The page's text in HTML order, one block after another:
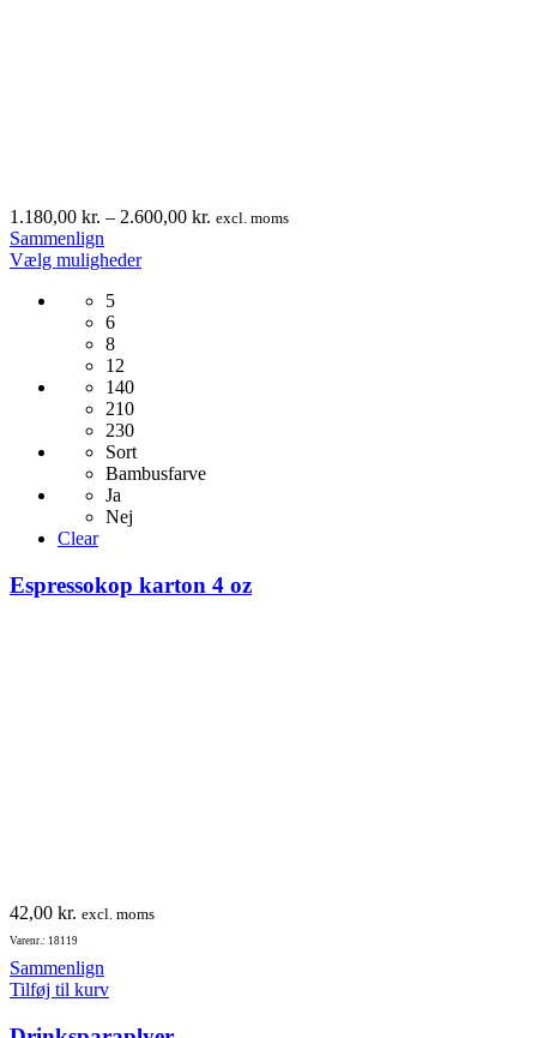
1.180,00 kr. – 2.600,00 kr. Prisinterval:
excl. moms
Sammenlign
Vælg mulighederDette
5
6
8
12
140
210
230
Sort
Bambusfarve
Ja
Nej
Clear
Espressokop karton 4 oz
42,00 kr. excl. moms
Varenr.: 18119
Sammenlign
Tilføj til kurv